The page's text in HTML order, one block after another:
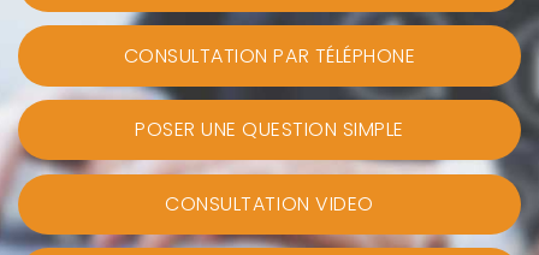
CONSULTATION PAR TÉLÉPHONE
POSER UNE QUESTION SIMPLE
CONSULTATION VIDEO